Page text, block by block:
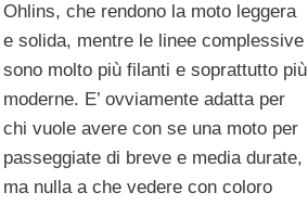
Ohlins, che rendono la moto leggera
e solida, mentre le linee complessive
sono molto più filanti e soprattutto più
moderne. E’ ovviamente adatta per
chi vuole avere con se una moto per
passeggiate di breve e media durate,
ma nulla a che vedere con coloro